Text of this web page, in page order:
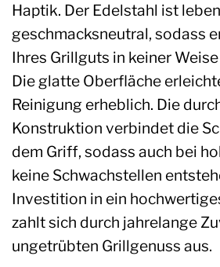
Haptik. Der Edelstahl ist
geschmacksneutral, sodass
Ihres Grillguts in keiner
Die glatte Oberfläche
Reinigung erheblich. Die
Konstruktion verbindet die
dem Griff, sodass auch bei
keine Schwachstellen
Investition in ein
zahlt sich durch jahrelange
ungetrübten Grillgenuss aus.